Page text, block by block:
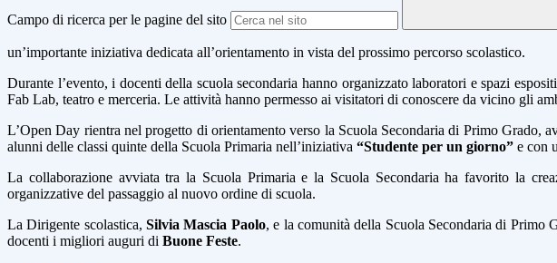
Campo di ricerca per le pagine del sito
un’importante iniziativa dedicata all’orientamento in vista del prossimo percorso scolastico.
Durante l’evento, i docenti della scuola secondaria hanno organizzato laboratori e spazi
Fab Lab, teatro e merceria. Le attività hanno permesso ai visitatori di conoscere da vicino gli
L’Open Day rientra nel progetto di orientamento verso la Scuola Secondaria di Primo
alunni delle classi quinte della Scuola Primaria nell’iniziativa “Studente per un giorno” e con
La collaborazione avviata tra la Scuola Primaria e la Scuola Secondaria ha favorito la
organizzative del passaggio al nuovo ordine di scuola.
La Dirigente scolastica,Silvia Mascia Paolo, e la comunità della Scuola Secondaria di Primo
docenti i migliori auguri di Buone Feste.